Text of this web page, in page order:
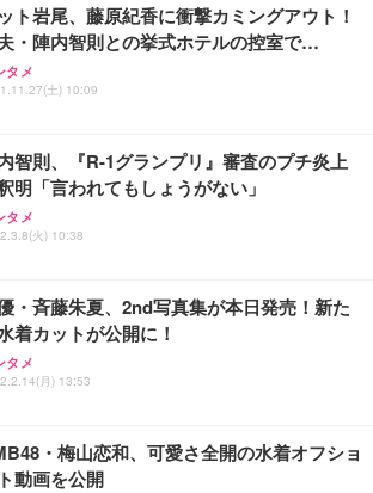
おしゃれ パソコンチェア (ブラック)
オフィスチェア デスクチェア 疲れない テレ
ク チェア 強化バックレスト 30度ロッキング機
間工学 椅子 腰サポート 90度跳ね上げ式アーム
おしゃれ パソコンチェア (ホワイト)
オフィスチェア デスクチェア 肘なし メ
ュ 通気性 ランバーサポート付き 腰サポート ガ
無段階昇降 360度回転 キャスター付き コンパク
備済み品】Dell E2724HS 27インチ 液晶モニタ
ルHD（1920×1080）VA 非光沢 HDMI/DisplayP
スピーカー内蔵 高さ調整 スイベル VESA対
24.5inch/280Hz/FHD】GRAPHT THE S
Gaming Monitor 24” Essential ゲーミン
ニター QD 24.5インチ 1ms FHD 量子ドット 残
Basic(スマートベーシック) 【Amazon.co.jp
】 Smart Basic アイリスオーヤマ ペットシーツ
型 お徳用 ワイド 100枚入 (x 1) (ケース販売)
リスオーヤマ ペットシーツ 超厚型 お徳用 レギ
ー 200枚入【Amazon.co.jp限定】
ト岩尾、藤原紀香に衝撃カミングアウト！
・陣内智則との挙式ホテルの控室で…
タメ
土) 10:09
智則、『R-1グランプリ』審査のプチ炎上
明「言われてもしょうがない」
タメ
火) 10:38
・斉藤朱夏、2nd写真集が本日発売！新た
着カットが公開に！
タメ
月) 13:53
・梅山恋和、可愛さ全開の水着オフショ
動画を公開